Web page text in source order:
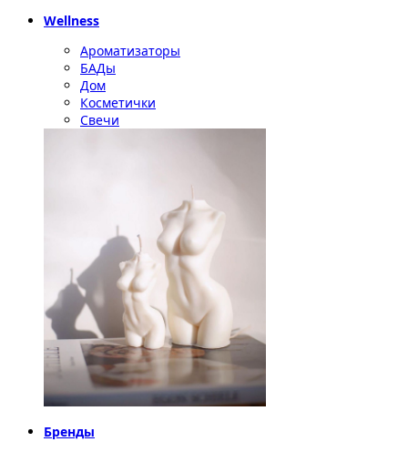
Wellness
Ароматизаторы
БАДы
Дом
Косметички
Свечи
Бренды